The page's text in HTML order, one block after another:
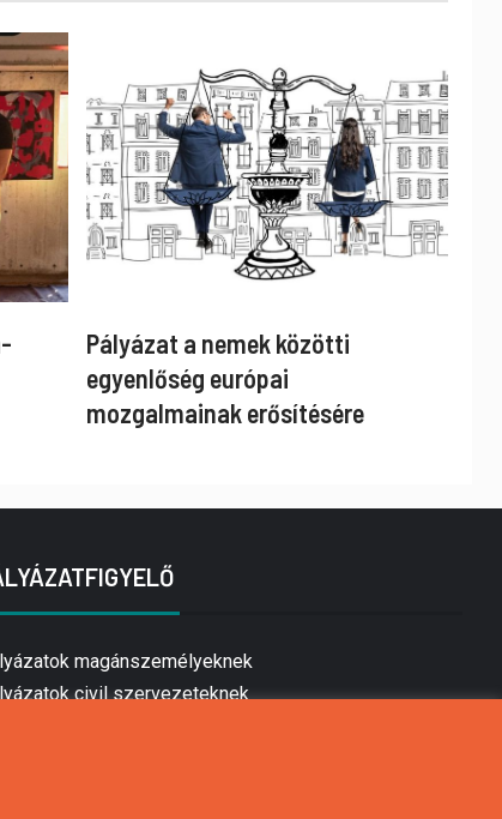
Pályázat a nemek közötti
egyenlőség európai
mozgalmainak erősítésére
magánszemélyeknek
civil szervezeteknek